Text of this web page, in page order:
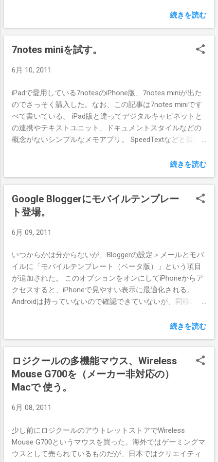
でスパロボ用として売り出されたものであ
眠らせてあったコレ、捨てるのがもったいな
いため新しい使い道を考えてみた。PS2コン
してMac側で使うのは GamePad Companion
（2011/6/26現在、Mac App Storeで900円）
だ。探せば他にも似たようなものはあると思
うのだが、今回はこれを購入した（というよ
り、このソフトをMac App Storeで見かけたた
ついた、というのが正しい）。 GamePad
Companionを起動するとシンプルな設定画面
と”GamePad Buttons”に対応したボタン番号が
ーションなどが割り当てられるが、ファンク
ションキーなどが設定できないため「△ボタ
ンでDashBoard」などはできない。また、
PageUp/Downを割り当てる時はキーコンビネ
ーションを割り当てるモードにしないと設定
クなどのX軸Y軸操作は、カーソル移動やホイ
ール上下など限られた操作のみ割り当てられ
してボタン割り当てをオンにする。”Turn Off
to change settings”と書いてあるとおり、設定
を変更したい場合はオフに切り替えなければ
り当ては...
続きを読む
7notes miniを試す。
6月 10, 2011
iPadで愛用している7notesのiPhone版、7notes miniが出た
のでさっそく購入した。なお、この記事は7notes miniです
べて書いている。 iPad版と違ってデジタルキャビネットと
の連携やテキストユニット、ドキュメントスタイルなどの
概念がないシンプルなメモアプリ。 SpeedTextなどと競合
mazec（後から変換ももちろん可能）がある分こちらの方
さなので、iPad版より動作が機敏（特に起動が速い）とい
うのも好印象。ワコムBamboo Stylusとのコンビも上々だ。
700円（現在はキャンペーン中で600円）とメモアプリとし
せる。 要望としては、twitterやFacebookだけでなく、
from 物欲スクラップブック
続きを読む
Google Bloggerにモバイルテンプレー
ト登場。
6月 09, 2011
いつからかは分からないが、Bloggerの設定＞メールとモバ
イルに「モバイルテンプレート（ベータ版）」という項目
が追加された。 このオプションをオンにしてiPhoneからア
クセスすると、iPhoneで見やすい表示に最適化される。
Androidは持っていないので確認できていないが、同様にモ
によるとpanda-world.ne.jp（iPhoneからソフトバンク3G回
うなので、自動判別で対応してくれるのはありがたい。 モ
バイル表示が使いやすそうだと思って、この数ヶ月
WordPressにもブログを作って記事をコピーしたり引っ越
しの準備をしていたのだが、これなら引っ越しの必要もな
い気がしてきた。 Posted via email from 物欲スクラップブ
ック
続きを読む
ロジクールの多機能マウス、Wireless
Mouse G700を（メーカー非対応の）
Macで 使う。
6月 08, 2011
少し前にロジクールのアウトレットストアでWireless
Mouse G700というマウスを買った。海外ではゲーミングマ
ウスとして売られているものだが、日本ではクリエイティ